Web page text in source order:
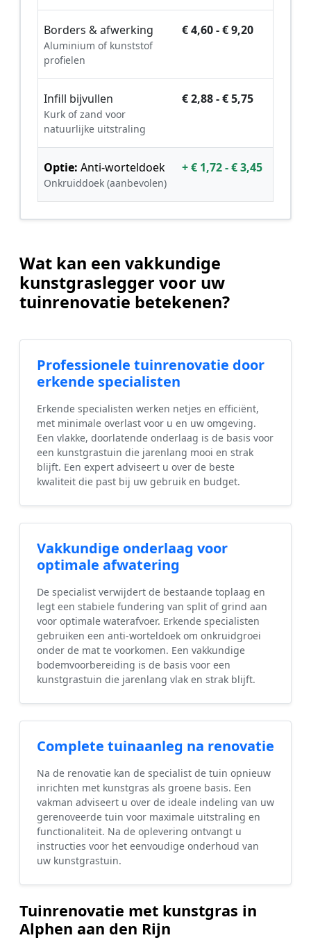
Borders & afwerking
Aluminium of kunststof
profielen
€ 4,60 - € 9,20
Infill bijvullen
Kurk of zand voor
natuurlijke uitstraling
€ 2,88 - € 5,75
Optie: Anti-worteldoek
Onkruiddoek (aanbevolen)
+ € 1,72 - € 3,45
Wat kan een vakkundige
kunstgraslegger voor uw
tuinrenovatie betekenen?
Professionele tuinrenovatie door
erkende specialisten
Erkende specialisten werken netjes en efficiënt,
met minimale overlast voor u en uw omgeving.
Een vlakke, doorlatende onderlaag is de basis voor
een kunstgrastuin die jarenlang mooi en strak
blijft. Een expert adviseert u over de beste
kwaliteit die past bij uw gebruik en budget.
Vakkundige onderlaag voor
optimale afwatering
De specialist verwijdert de bestaande toplaag en
legt een stabiele fundering van split of grind aan
voor optimale waterafvoer. Erkende specialisten
gebruiken een anti-worteldoek om onkruidgroei
onder de mat te voorkomen. Een vakkundige
bodemvoorbereiding is de basis voor een
kunstgrastuin die jarenlang vlak en strak blijft.
Complete tuinaanleg na renovatie
Na de renovatie kan de specialist de tuin opnieuw
inrichten met kunstgras als groene basis. Een
vakman adviseert u over de ideale indeling van uw
gerenoveerde tuin voor maximale uitstraling en
functionaliteit. Na de oplevering ontvangt u
instructies voor het eenvoudige onderhoud van
uw kunstgrastuin.
Tuinrenovatie met kunstgras in
Alphen aan den Rijn